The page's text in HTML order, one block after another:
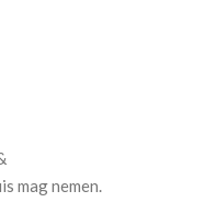
mag nemen.